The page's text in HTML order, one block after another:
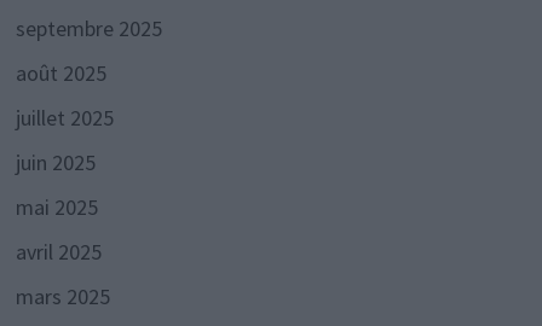
septembre 2025
août 2025
juillet 2025
juin 2025
mai 2025
avril 2025
mars 2025